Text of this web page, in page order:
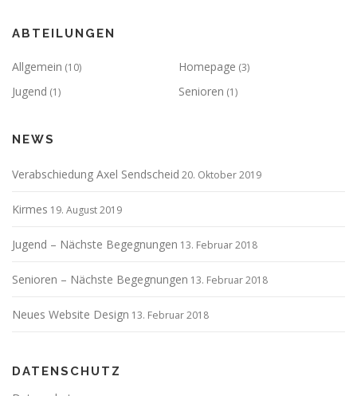
ABTEILUNGEN
Allgemein (10) Homepage (3)
Jugend (1) Senioren (1)
NEWS
Verabschiedung Axel Sendscheid 20. Oktober 2019
Kirmes 19. August 2019
Jugend – Nächste Begegnungen 13. Februar 2018
Senioren – Nächste Begegnungen 13. Februar 2018
Neues Website Design 13. Februar 2018
DATENSCHUTZ